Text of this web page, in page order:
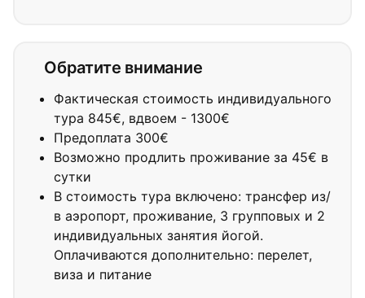
Обратите внимание
Фактическая стоимость индивидуального
тура 845€, вдвоем - 1300€
Предоплата 300€
Возможно продлить проживание за 45€ в
сутки
В стоимость тура включено: трансфер из/
в аэропорт, проживание, 3 групповых и 2
индивидуальных занятия йогой.
Оплачиваются дополнительно: перелет,
виза и питание